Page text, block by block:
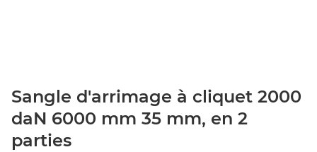
Sangle d'arrimage à cliquet 2000
daN 6000 mm 35 mm, en 2
parties